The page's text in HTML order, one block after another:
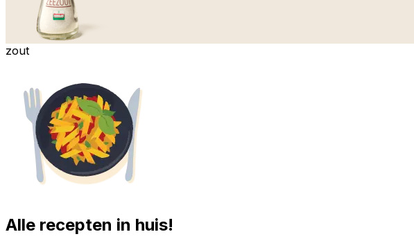
zout
Alle recepten in huis!